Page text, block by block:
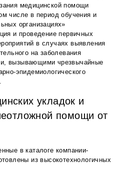
медицинской помощи
числе в период обучения и
организациях»
и проведение первичных
в случаях выявления
на заболевания
вызывающими чрезвычайные
эпидемиологического
укладок и
помощи от
в каталоге компании-
из высокотехнологичных